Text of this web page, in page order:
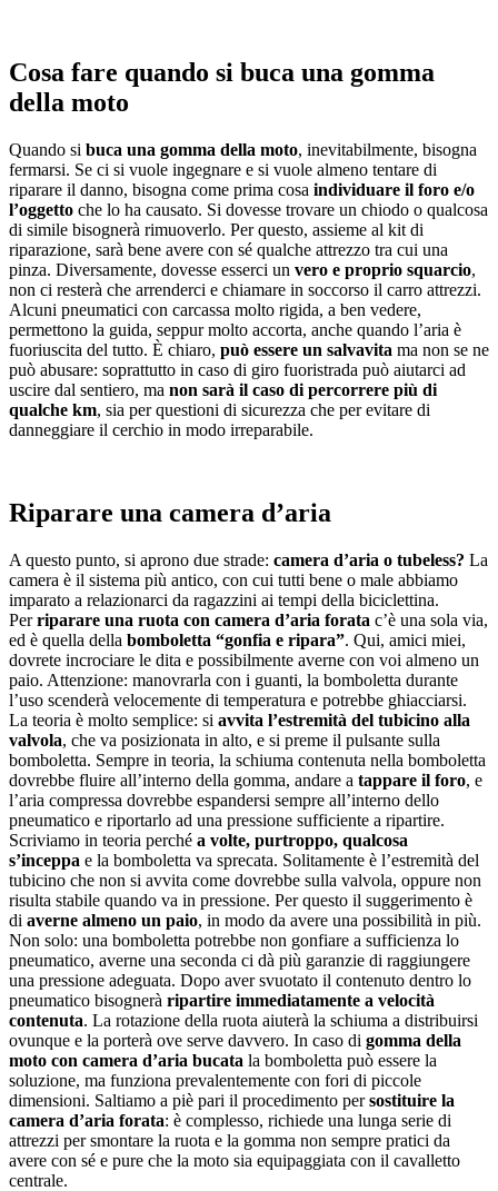
Cosa fare quando si buca una gomma
della moto
Quando si buca una gomma della moto, inevitabilmente, bisogna
fermarsi. Se ci si vuole ingegnare e si vuole almeno tentare di
riparare il danno, bisogna come prima cosa individuare il foro e/o
l’oggetto che lo ha causato. Si dovesse trovare un chiodo o qualcosa
di simile bisognerà rimuoverlo. Per questo, assieme al kit di
riparazione, sarà bene avere con sé qualche attrezzo tra cui una
pinza. Diversamente, dovesse esserci un vero e proprio squarcio,
non ci resterà che arrenderci e chiamare in soccorso il carro attrezzi.
Alcuni pneumatici con carcassa molto rigida, a ben vedere,
permettono la guida, seppur molto accorta, anche quando l’aria è
fuoriuscita del tutto. È chiaro, può essere un salvavita ma non se ne
può abusare: soprattutto in caso di giro fuoristrada può aiutarci ad
uscire dal sentiero, ma non sarà il caso di percorrere più di
qualche km, sia per questioni di sicurezza che per evitare di
danneggiare il cerchio in modo irreparabile.
Riparare una camera d’aria
A questo punto, si aprono due strade: camera d’aria o tubeless? La
camera è il sistema più antico, con cui tutti bene o male abbiamo
imparato a relazionarci da ragazzini ai tempi della biciclettina.
Perriparare una ruota con camera d’aria forata c’è una sola via,
ed è quella della bomboletta “gonfia e ripara”. Qui, amici miei,
dovrete incrociare le dita e possibilmente averne con voi almeno un
paio. Attenzione: manovrarla con i guanti, la bomboletta durante
l’uso scenderà velocemente di temperatura e potrebbe ghiacciarsi.
La teoria è molto semplice: si avvita l’estremità del tubicino alla
valvola, che va posizionata in alto, e si preme il pulsante sulla
bomboletta. Sempre in teoria, la schiuma contenuta nella bomboletta
dovrebbe fluire all’interno della gomma, andare a tappare il foro, e
l’aria compressa dovrebbe espandersi sempre all’interno dello
pneumatico e riportarlo ad una pressione sufficiente a ripartire.
Scriviamo in teoria perché a volte, purtroppo, qualcosa
s’inceppa e la bomboletta va sprecata. Solitamente è l’estremità del
tubicino che non si avvita come dovrebbe sulla valvola, oppure non
risulta stabile quando va in pressione. Per questo il suggerimento è
di averne almeno un paio, in modo da avere una possibilità in più.
Non solo: una bomboletta potrebbe non gonfiare a sufficienza lo
pneumatico, averne una seconda ci dà più garanzie di raggiungere
una pressione adeguata. Dopo aver svuotato il contenuto dentro lo
pneumatico bisognerà ripartire immediatamente a velocità
contenuta. La rotazione della ruota aiuterà la schiuma a distribuirsi
ovunque e la porterà ove serve davvero. In caso di gomma della
moto con camera d’aria bucata la bomboletta può essere la
soluzione, ma funziona prevalentemente con fori di piccole
dimensioni. Saltiamo a piè pari il procedimento persostituire la
camera d’aria forata: è complesso, richiede una lunga serie di
attrezzi per smontare la ruota e la gomma non sempre pratici da
avere con sé e pure che la moto sia equipaggiata con il cavalletto
centrale.